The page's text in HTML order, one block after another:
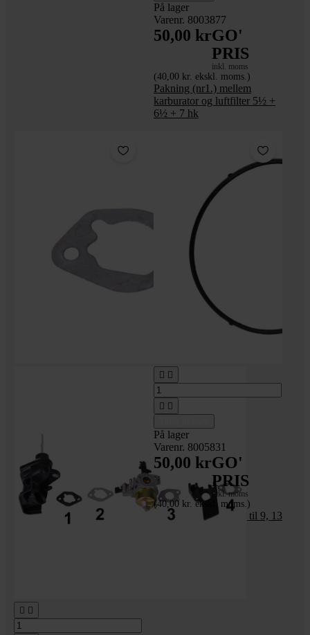
På lager
Varenr. 8003877
50,00 krGO'
PRIS
inkl. moms
(40,00 kr. ekskl. moms.)
Pakning (nr1.) mellem
karburator og luftfilter 5½ +
6½ + 7 hk
 
 
 
På lager
Varenr. 8005831
50,00 krGO'
PRIS
inkl. moms
(40,00 kr. ekskl. moms.)
Svømmerhuspakning til 9, 13